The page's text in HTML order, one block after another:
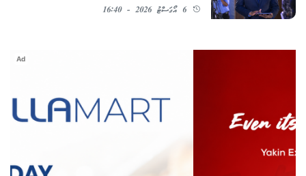
6 އޯގަސްޓު 2026 - 16:40
Ad